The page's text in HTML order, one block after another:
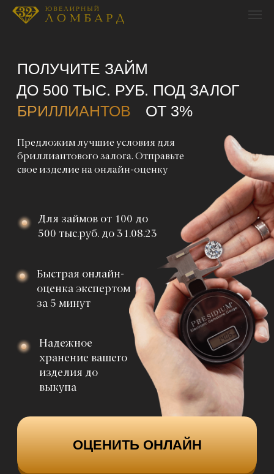
Для займов от 100 до
500 тыс.руб. до 31.08.23
за 5 минут
выкупа
бриллиантового залога. Отправьте
ОЦЕНИТЬ ОНЛАЙН
ОЦЕНИТЬ В WHATSAPP
ДО 500 ТЫС. РУБ. ПОД ЗАЛОГ